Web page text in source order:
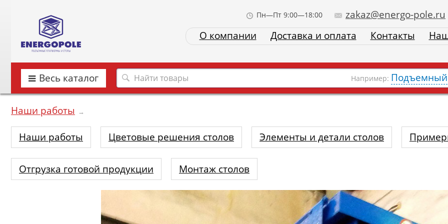
Пн—Пт 9:00—18:00
zakaz@energo-pole.ru
О компании
Доставка и оплата Контакты
Весь каталог Например: Подъемный
Наши работы →
Наши работы Цветовые решения столов Элементы и детали столов
Отгрузка готовой продукции Монтаж столов